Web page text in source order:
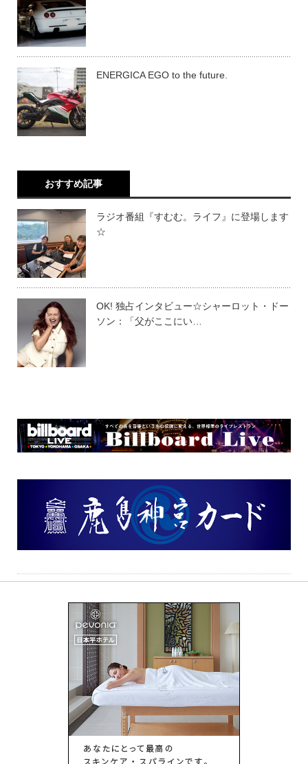
ENERGICA EGO to the future.
おすすめ記事
ラジオ番組『すむむ。ライフ』に登場します
☆
OK! 独占インタビュー☆シャーロット・ドー
ソン：「父がここにい…